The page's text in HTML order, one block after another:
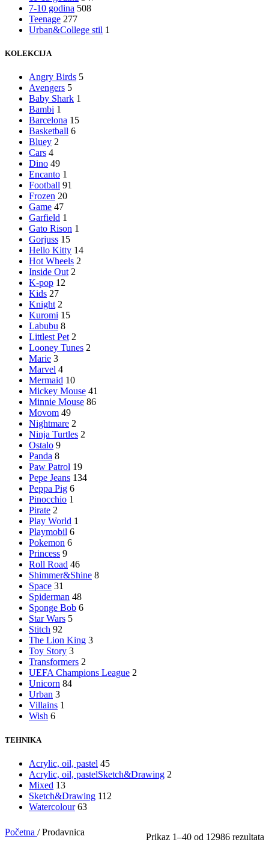
7-10 godina 508
Teenage 277
Urban&College stil 1
KOLEKCIJA
Angry Birds 5
Avengers 5
Baby Shark 1
Bambi 1
Barcelona 15
Basketball 6
Bluey 2
Cars 4
Dino 49
Encanto 1
Football 91
Frozen 20
Game 47
Garfield 1
Gato Rison 1
Gorjuss 15
Hello Kitty 14
Hot Wheels 2
Inside Out 2
K-pop 12
Kids 27
Knight 2
Kuromi 15
Labubu 8
Littlest Pet 2
Looney Tunes 2
Marie 3
Marvel 4
Mermaid 10
Mickey Mouse 41
Minnie Mouse 86
Movom 49
Nightmare 2
Ninja Turtles 2
Ostalo 9
Panda 8
Paw Patrol 19
Pepe Jeans 134
Peppa Pig 6
Pinocchio 1
Pirate 2
Play World 1
Playmobil 6
Pokemon 6
Princess 9
Roll Road 46
Shimmer&Shine 8
Space 31
Spiderman 48
Sponge Bob 6
Star Wars 5
Stitch 92
The Lion King 3
Toy Story 3
Transformers 2
UEFA Champions League 2
Unicorn 84
Urban 3
Villains 1
Wish 6
TEHNIKA
Acrylic, oil, pastel 45
Acrylic, oil, pastelSketch&Drawing 2
Mixed 13
Sketch&Drawing 112
Watercolour 63
Početna / Prodavnica Prikaz 1–40 od 12986 rezultata